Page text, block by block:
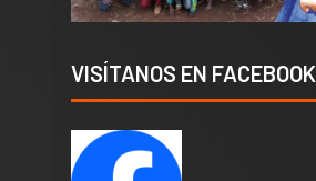
VISÍTANOS EN FACEBOOK